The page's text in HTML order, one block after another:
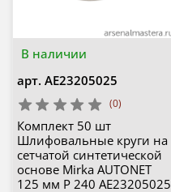
В наличии
арт. AE23205025
(0)
Комплект 50 шт
Шлифовальные круги на
сетчатой синтетической
основе Mirka AUTONET
125 мм P 240 AE23205025